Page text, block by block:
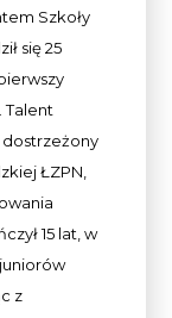
Szkoły
się 25
Talent
dostrzeżony
ŁZPN,
15 lat, w
z